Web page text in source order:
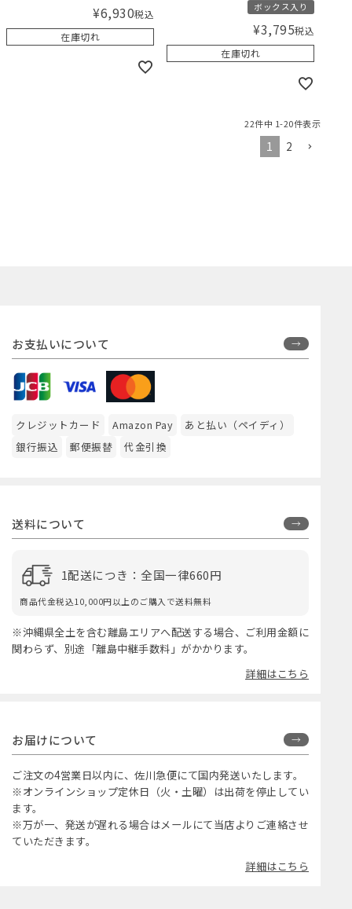
¥6,930税込
在庫切れ
ボックス入り
¥3,795税込
在庫切れ
22件中 1-20件表示
1 2
お支払いについて
クレジットカード Amazon Pay
あと払い（ペイディ）
銀行振込
郵便振替 代金引換
送料について
1配送につき：全国一律660円
商品代金税込10,000円以上のご購入で送料無料
※沖縄県全土を含む離島エリアへ配送する場合、ご利用金額に
関わらず、別途「離島中継手数料」がかかります。
詳細はこちら
お届けについて
ご注文の4営業日以内に、佐川急便にて国内発送いたします。
※オンラインショップ定休日（火・土曜）は出荷を停止してい
ます。
※万が一、発送が遅れる場合はメールにて当店よりご連絡させ
ていただきます。
詳細はこちら